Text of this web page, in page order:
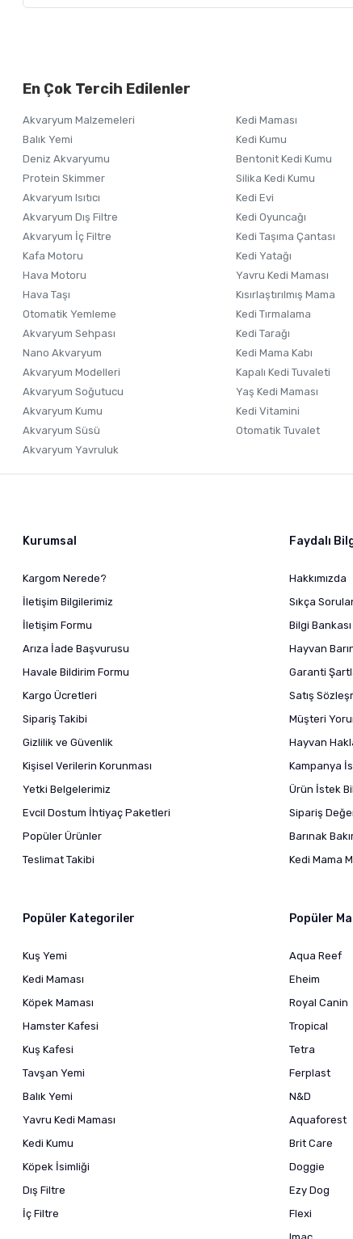
Ürün açıklamasında eksik bilgiler bulunuyor.
Ürün fiyatı diğer sitelerden daha pahalı.
Bu ürüne benzer farklı alternatifler olmalı.
En Çok Tercih Edilenler
Akvaryum Malzemeleri
Balık Yemi
Deniz Akvaryumu
Protein Skimmer
Akvaryum Isıtıcı
Akvaryum Dış Filtre
Akvaryum İç Filtre
Kafa Motoru
Hava Motoru
Hava Taşı
Otomatik Yemleme
Akvaryum Sehpası
Nano Akvaryum
Akvaryum Modelleri
Akvaryum Soğutucu
Akvaryum Kumu
Akvaryum Süsü
Akvaryum Yavruluk
Kedi Maması
Kedi Kumu
Bentonit Kedi Kumu
Silika Kedi Kumu
Kedi Evi
Kedi Oyuncağı
Kedi Taşıma Çantası
Kedi Yatağı
Yavru Kedi Maması
Kısırlaştırılmış Mama
Kedi Tırmalama
Kedi Tarağı
Kedi Mama Kabı
Kapalı Kedi Tuvaleti
Yaş Kedi Maması
Kedi Vitamini
Otomatik Tuvalet
Kurumsal
Kargom Nerede?
İletişim Bilgilerimiz
İletişim Formu
Arıza İade Başvurusu
Havale Bildirim Formu
Kargo Ücretleri
Sipariş Takibi
Gizlilik ve Güvenlik
Kişisel Verilerin Korunması
Yetki Belgelerimiz
Evcil Dostum İhtiyaç Paketleri
Popüler Ürünler
Teslimat Takibi
Faydalı
Hakkımızda
Sıkça
Bilgi Bankası
Hayvan
Garanti
Satış
Müşteri
Hayvan
Kampanya
Ürün İstek
Sipariş
Barınak
Kedi Mama
Popüler Kategoriler
Kuş Yemi
Kedi Maması
Köpek Maması
Hamster Kafesi
Kuş Kafesi
Tavşan Yemi
Balık Yemi
Yavru Kedi Maması
Kedi Kumu
Köpek İsimliği
Dış Filtre
İç Filtre
Popüler
Aqua Reef
Eheim
Royal Canin
Tropical
Tetra
Ferplast
N&D
Aquaforest
Brit Care
Doggie
Ezy Dog
Flexi